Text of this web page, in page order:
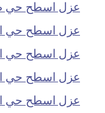
عزل اسطح حي
عزل اسطح حي
عزل اسطح حي
عزل اسطح حي
عزل اسطح حي